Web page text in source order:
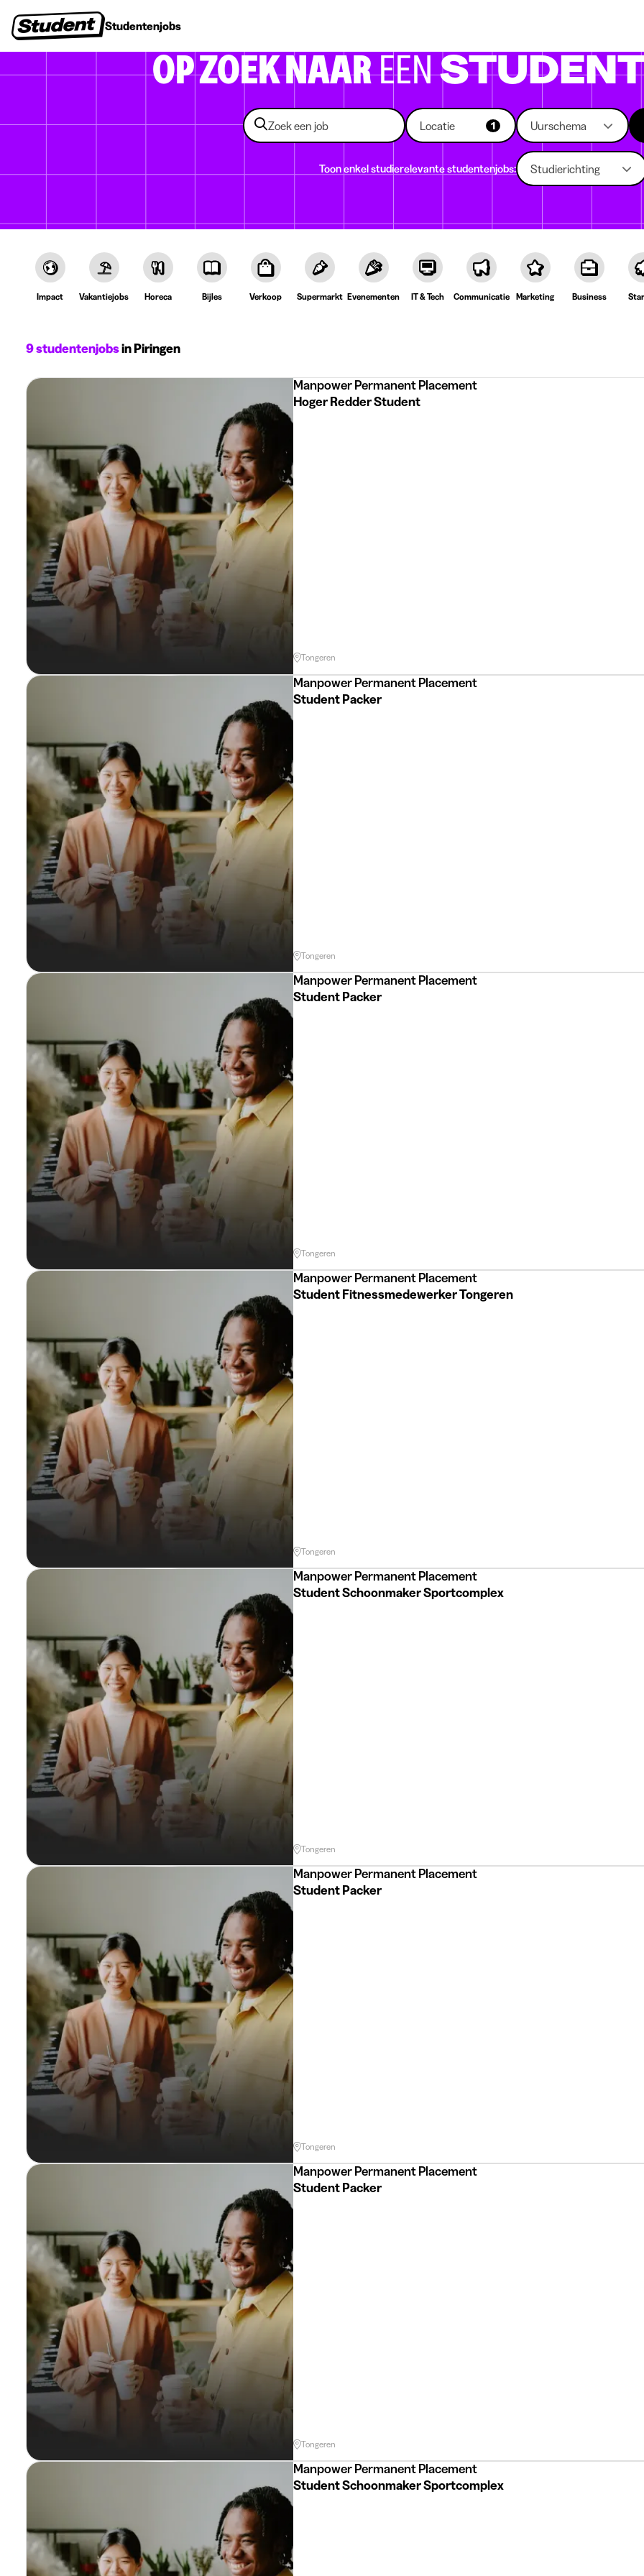
Studentenjobs
OP ZOEK NAAREEN
Locatie 1 Uurschema
Toon enkel studierelevante studentenjobs: Studierichting
Impact Vakantiejobs Horeca Bijles Verkoop Supermarkt Evenementen IT & Tech Communicatie Marketing Business
9 studentenjobsin Piringen
Manpower Permanent Placement
Hoger Redder Student
Tongeren
Manpower Permanent Placement
Student Packer
Tongeren
Manpower Permanent Placement
Student Packer
Tongeren
Manpower Permanent Placement
Student Fitnessmedewerker Tongeren
Tongeren
Manpower Permanent Placement
Student Schoonmaker Sportcomplex
Tongeren
Manpower Permanent Placement
Student Packer
Tongeren
Manpower Permanent Placement
Student Packer
Tongeren
Manpower Permanent Placement
Student Schoonmaker Sportcomplex